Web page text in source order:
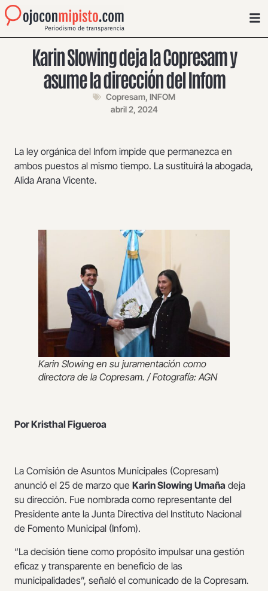
Karin Slowing deja la Copresam y
asume la dirección del Infom
Copresam, INFOM
abril 2, 2024
La ley orgánica del Infom impide que permanezca en
ambos puestos al mismo tiempo. La sustituirá la abogada,
Alida Arana Vicente.
Karin Slowing en su juramentación como
directora de la Copresam. / Fotografía: AGN
Por Kristhal Figueroa
La Comisión de Asuntos Municipales (Copresam)
anunció el 25 de marzo que Karin Slowing Umaña deja
su dirección. Fue nombrada como representante del
Presidente ante la Junta Directiva del Instituto Nacional
de Fomento Municipal (Infom).
“La decisión tiene como propósito impulsar una gestión
eficaz y transparente en beneficio de las
municipalidades”, señaló el comunicado de la Copresam.